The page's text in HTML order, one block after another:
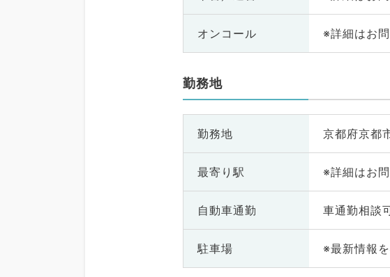
オンコール ※詳細はお
勤務地
勤務地 京都府京都
最寄り駅 ※詳細はお
自動車通勤 車通勤相談
駐車場 ※最新情報